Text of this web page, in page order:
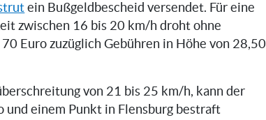
ein Bußgeldbescheid versendet. Für eine
zwischen 16 bis 20 km/h droht ohne
Euro zuzüglich Gebühren in Höhe von 28,50
von 21 bis 25 km/h, kann der
einem Punkt in Flensburg bestraft